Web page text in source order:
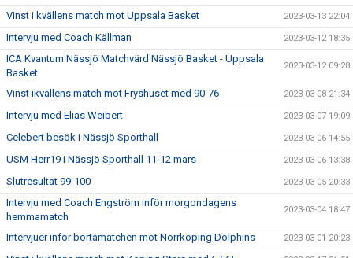
Vinst i kvällens match mot Uppsala Basket 2023-03-13 22:04
Intervju med Coach Källman 2023-03-12 18:35
ICA Kvantum Nässjö Matchvärd Nässjö Basket - Uppsala
Basket
2023-03-12 09:28
Vinst ikvällens match mot Fryshuset med 90-76 2023-03-08 21:34
Intervju med Elias Weibert 2023-03-07 19:09
Celebert besök i Nässjö Sporthall 2023-03-06 14:55
USM Herr19 i Nässjö Sporthall 11-12 mars 2023-03-06 13:38
Slutresultat 99-100 2023-03-05 20:33
Intervju med Coach Engström inför morgondagens
hemmamatch
2023-03-04 18:47
Intervjuer inför bortamatchen mot Norrköping Dolphins 2023-03-01 20:23